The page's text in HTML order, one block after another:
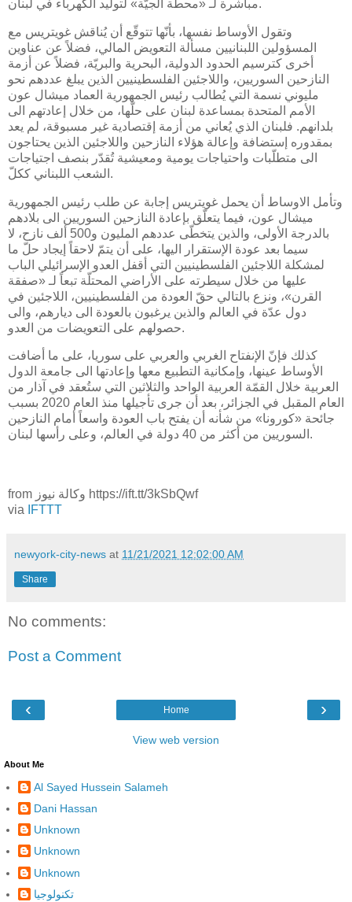
مباشرة لـ «محطّة الجيّة» لتوليد الكهرباء في لبنان.
وتقول الأوساط نفسها، بأنّها تتوقّع أن يُناقش غويتريس مع
المسؤولين اللبنانيين مسألة التعويض المالي، فضلاً عن عناوين
أخرى كترسيم الحدود الدولية، البحرية والبريّة، فضلاً عن أزمة
النازحين السوريين، واللاجئين الفلسطينيين الذين يبلغ عددهم نحو
مليوني نسمة التي يُطالب رئيس الجمهورية العماد ميشال عون
الأمم المتحدة بمساعدة لبنان على حلّها، من خلال إعادتهم الى
بلدانهم. فلبنان الذي يُعاني من أزمة إقتصادية غير مسبوقة، لم يعد
بمقدوره إستضافة وإعالة هؤلاء النازحين واللاجئين الذين يحتاجون
الى متطلّبات واحتياجات يومية ومعيشية تُقدّر بنصف اجتياجات
الشعب اللبناني ككلّ.
وتأمل الاوساط أن يحمل غويتريس إجابة عن طلب رئيس الجمهورية
ميشال عون، فيما يتعلّق بإعادة النازحين السوريين الى بلادهم
بالدرجة الأولى، والذين يتخطّى عددهم المليون و500 ألف نازح، لا
سيما بعد عودة الإستقرار اليها، على أن يتمّ لاحقاً إيجاد حلّ ما
لمشكلة اللاجئين الفلسطينيين التي أقفل العدو الإسرائيلي الباب
عليها من خلال سيطرته على الأراضي المحتلّة تبعاً لـ «صفقة
القرن»، ونزع بالتالي حقّ العودة من الفلسطينيين، اللاجئين في
دول عدّة في العالم والذين يرغبون بالعودة الى ديارهم، والى
حصولهم على التعويضات من العدو.
كذلك فإنّ الإنفتاح الغربي والعربي على سوريا، على ما أضافت
الأوساط عينها، وإمكانية التطبيع معها وإعادتها الى جامعة الدول
العربية خلال القمّة العربية الواحد والثلاثين التي ستُعقد في آذار من
العام المقبل في الجزائر، بعد أن جرى تأجيلها منذ العام 2020 بسبب
جائحة «كورونا» من شأنه أن يفتح باب العودة واسعاً أمام النازحين
السوريين من أكثر من 40 دولة في العالم، وعلى رأسها لبنان.
from وكالة نيوز https://ift.tt/3kSbQwf
via
IFTTT
newyork-city-news at 11/21/2021 12:02:00 AM
Share
No comments:
Post a Comment
‹ ›
Home
View web version
About Me
Al Sayed Hussein Salameh
Dani Hassan
Unknown
Unknown
Unknown
تكنولوجيا